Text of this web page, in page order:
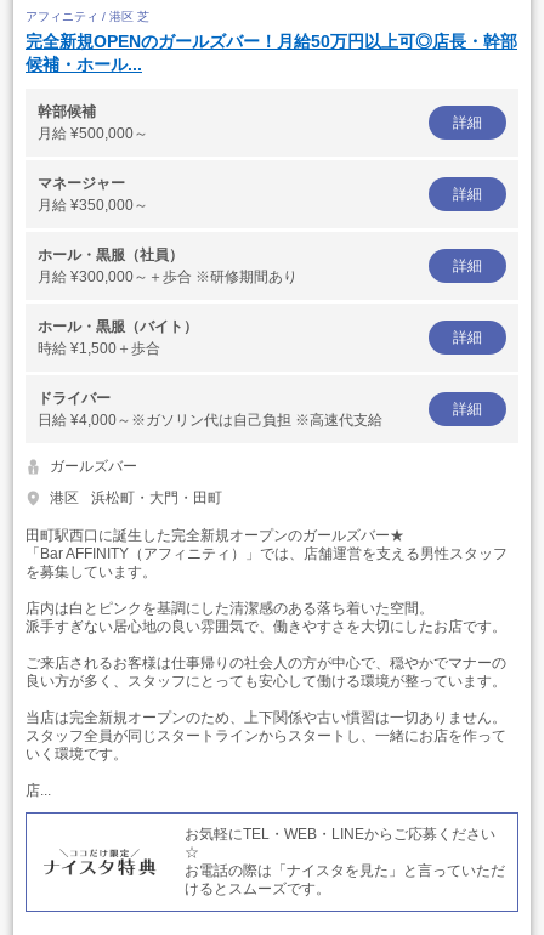
アフィニティ / 港区 芝
完全新規OPENのガールズバー！月給50万円以上可◎店長・幹部
候補・ホール...
幹部候補
月給 ¥500,000～
詳細
マネージャー
月給 ¥350,000～
詳細
ホール・黒服（社員）
月給 ¥300,000～＋歩合 ※研修期間あり
詳細
ホール・黒服（バイト）
時給 ¥1,500＋歩合
詳細
ドライバー
日給 ¥4,000～※ガソリン代は自己負担 ※高速代支給
詳細
ガールズバー
港区
浜松町・大門・田町
田町駅西口に誕生した完全新規オープンのガールズバー★
「Bar AFFINITY（アフィニティ）」では、店舗運営を支える男性スタッフ
を募集しています。
店内は白とピンクを基調にした清潔感のある落ち着いた空間。
派手すぎない居心地の良い雰囲気で、働きやすさを大切にしたお店です。
ご来店されるお客様は仕事帰りの社会人の方が中心で、穏やかでマナーの
良い方が多く、スタッフにとっても安心して働ける環境が整っています。
当店は完全新規オープンのため、上下関係や古い慣習は一切ありません。
スタッフ全員が同じスタートラインからスタートし、一緒にお店を作って
いく環境です。
店...
お気軽にTEL・WEB・LINEからご応募ください
☆
お電話の際は「ナイスタを見た」と言っていただ
けるとスムーズです。